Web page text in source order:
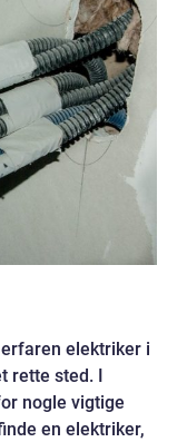
elektriker i
rette sted. I
nogle vigtige
en elektriker,